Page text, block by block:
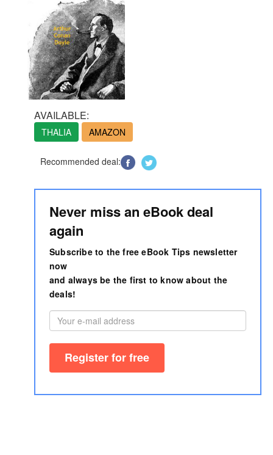
AVAILABLE:
THALIA AMAZON
Recommended deal:
Never miss an eBook deal
again
Subscribe to the free eBook Tips newsletter
now
and always be the first to know about the
deals!